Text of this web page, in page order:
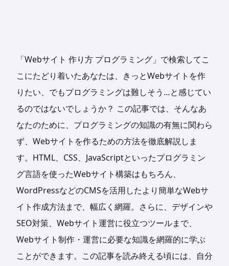
「Webサイト 作り方 プログラミング」で検索してこ
こにたどり着いたあなたは、きっとWebサイトを作
りたい、でもプログラミングは難しそう…と感じてい
るのではないでしょうか？ この記事では、そんなあ
なたのために、プログラミングの知識の有無に関わら
ず、Webサイトを作るための方法を徹底解説しま
す。HTML、CSS、JavaScriptといったプログラミン
グ言語を使ったWebサイト構築はもちろん、
WordPressなどのCMSを活用したより簡単なWebサ
イト作成方法まで、幅広く網羅。さらに、デザインや
SEO対策、Webサイト運営に役立つツールまで、
Webサイト制作・運営に必要な知識を網羅的に学ぶ
ことができます。この記事を読み終える頃には、自分